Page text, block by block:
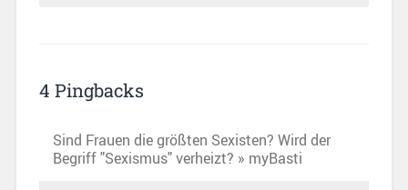
4 Pingbacks
Sind Frauen die größten Sexisten? Wird der
Begriff "Sexismus" verheizt? » myBasti